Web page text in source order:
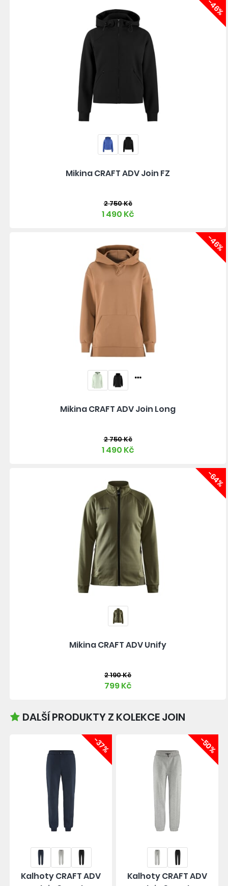
-46%
Mikina CRAFT ADV Join FZ
2 750 Kč
1 490 Kč
-46%
Mikina CRAFT ADV Join Long
2 750 Kč
1 490 Kč
-64%
Mikina CRAFT ADV Unify
2 190 Kč
799 Kč
DALŠÍ PRODUKTY Z KOLEKCE JOIN
-37%
Kalhoty CRAFT ADV
-50%
Kalhoty CRAFT ADV